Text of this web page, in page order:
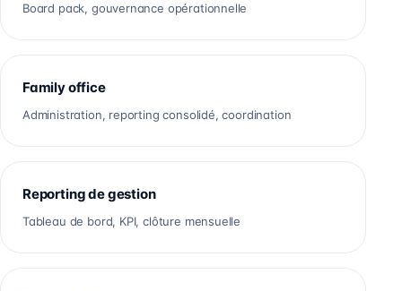
Board pack, gouvernance opérationnelle
Family office
Administration, reporting consolidé, coordination
Reporting de gestion
Tableau de bord, KPI, clôture mensuelle